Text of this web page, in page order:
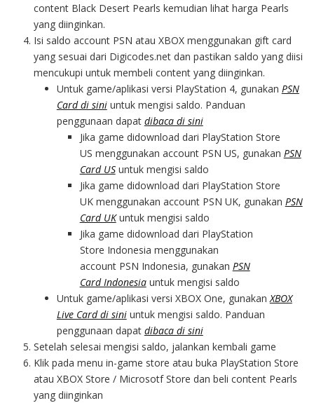
content Black Desert Pearls kemudian lihat harga Pearls
yang diinginkan.
Isi saldo account PSN atau XBOX menggunakan gift card
yang sesuai dari Digicodes.net dan pastikan saldo yang diisi
mencukupi untuk membeli content yang diinginkan.
Untuk game/aplikasi versi PlayStation 4, gunakan PSN
Card di siniuntuk mengisi saldo. Panduan
penggunaan dapat dibaca di sini
Jika game didownload dari PlayStation Store
US menggunakan account PSN US, gunakan PSN
Card USuntuk mengisi saldo
Jika game didownload dari PlayStation Store
UK menggunakan account PSN UK, gunakan PSN
Card UKuntuk mengisi saldo
Jika game didownload dari PlayStation
Store Indonesia menggunakan
account PSN Indonesia, gunakan PSN
Card Indonesiauntuk mengisi saldo
Untuk game/aplikasi versi XBOX One, gunakan XBOX
Live Card di siniuntuk mengisi saldo. Panduan
penggunaan dapat dibaca di sini
Setelah selesai mengisi saldo, jalankan kembali game
Klik pada menu in-game store atau buka PlayStation Store
atau XBOX Store / Microsotf Store dan beli content Pearls
yang diinginkan